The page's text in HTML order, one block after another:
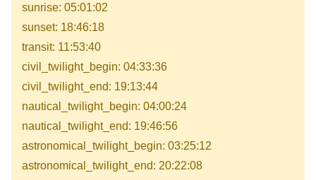
sunrise: 05:01:02
sunset: 18:46:18
transit: 11:53:40
civil_twilight_begin: 04:33:36
civil_twilight_end: 19:13:44
nautical_twilight_begin: 04:00:24
nautical_twilight_end: 19:46:56
astronomical_twilight_begin: 03:25:12
astronomical_twilight_end: 20:22:08